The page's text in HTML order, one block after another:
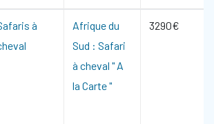
à
Afrique du
Sud : Safari
à cheval " A
la Carte "
3290€